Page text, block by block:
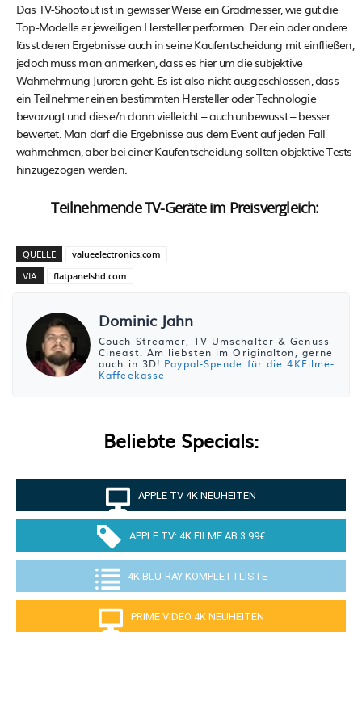
Das TV-Shootout ist in gewisser Weise ein Gradmesser, wie gut die
Top-Modelle er jeweiligen Hersteller performen. Der ein oder andere
lässt deren Ergebnisse auch in seine Kaufentscheidung mit einfließen,
jedoch muss man anmerken, dass es hier um die subjektive
Wahrnehmung Juroren geht. Es ist also nicht ausgeschlossen, dass
ein Teilnehmer einen bestimmten Hersteller oder Technologie
bevorzugt und diese/n dann vielleicht – auch unbewusst – besser
bewertet. Man darf die Ergebnisse aus dem Event auf jeden Fall
wahrnehmen, aber bei einer Kaufentscheidung sollten objektive Tests
hinzugezogen werden.
Teilnehmende TV-Geräte im Preisvergleich:
QUELLE valueelectronics.com
VIA flatpanelshd.com
Dominic Jahn
Couch-Streamer, TV-Umschalter & Genuss-
Cineast. Am liebsten im Originalton, gerne
auch in 3D! Paypal-Spende für die 4KFilme-
Kaffeekasse
Beliebte Specials:
APPLE TV 4K NEUHEITEN
APPLE TV: 4K FILME AB 3.99€
4K BLU-RAY KOMPLETTLISTE
PRIME VIDEO 4K NEUHEITEN